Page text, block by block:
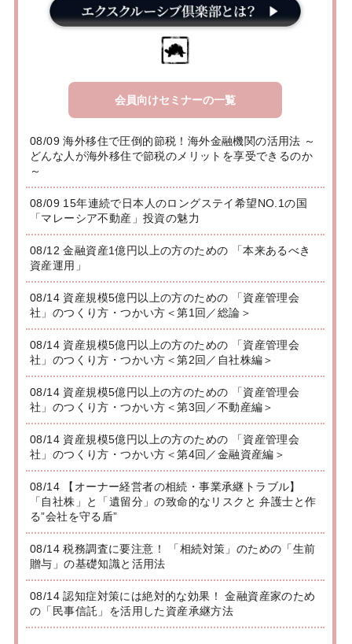
会員向けセミナーの一覧
08/09 海外移住で圧倒的節税！海外金融機関の活用法 ～
どんな人が海外移住で節税のメリットを享受できるのか
～
08/09 15年連続で日本人のロングステイ希望NO.1の国
「マレーシア不動産」投資の魅力
08/12 金融資産1億円以上の方のための 「本来あるべき
資産運用」
08/14 資産規模5億円以上の方のための 「資産管理会
社」のつくり方・つかい方＜第1回／総論＞
08/14 資産規模5億円以上の方のための 「資産管理会
社」のつくり方・つかい方＜第2回／自社株編＞
08/14 資産規模5億円以上の方のための 「資産管理会
社」のつくり方・つかい方＜第3回／不動産編＞
08/14 資産規模5億円以上の方のための 「資産管理会
社」のつくり方・つかい方＜第4回／金融資産編＞
08/14 【オーナー経営者の相続・事業承継トラブル】
「自社株」と「遺留分」の致命的なリスクと 弁護士と作
る”会社を守る盾”
08/14 税務調査に要注意！ 「相続対策」のための「生前
贈与」の基礎知識と活用法
08/14 認知症対策には絶対的な効果！ 金融資産家のため
の「民事信託」を活用した資産承継方法